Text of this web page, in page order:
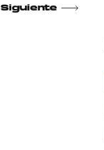
Siguiente